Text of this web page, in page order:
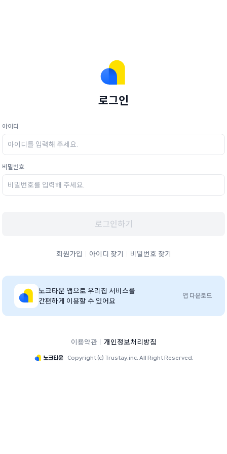
로그인
아이디
비밀번호
로그인하기
회원가입 아이디 찾기 비밀번호 찾기
노크타운 앱으로 우리집 서비스를
간편하게 이용할 수 있어요
앱 다운로드
이용약관 개인정보처리방침
Copyright (c) Trustay.inc. All Right Reserved.